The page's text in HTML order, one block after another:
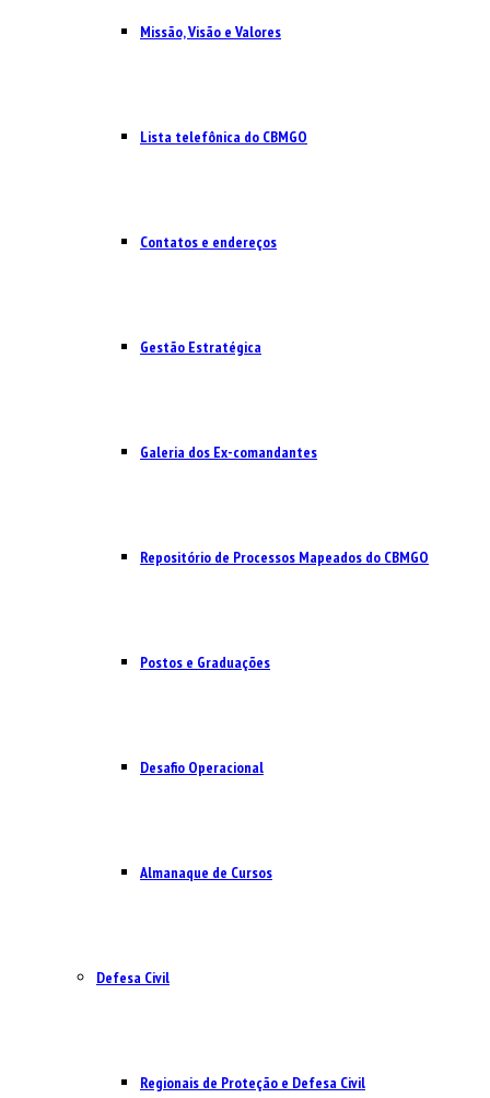
Missão, Visão e Valores
Lista telefônica do CBMGO
Contatos e endereços
Gestão Estratégica
Galeria dos Ex-comandantes
Repositório de Processos Mapeados do CBMGO
Postos e Graduações
Desafio Operacional
Almanaque de Cursos
Defesa Civil
Regionais de Proteção e Defesa Civil